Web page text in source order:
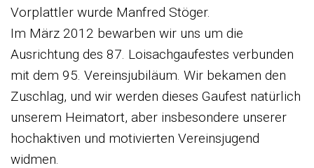
Vorplattler wurde Manfred Stöger.
Im März 2012 bewarben wir uns um die
Ausrichtung des 87. Loisachgaufestes verbunden
mit dem 95. Vereinsjubiläum. Wir bekamen den
Zuschlag, und wir werden dieses Gaufest natürlich
unserem Heimatort, aber insbesondere unserer
hochaktiven und motivierten Vereinsjugend
widmen.